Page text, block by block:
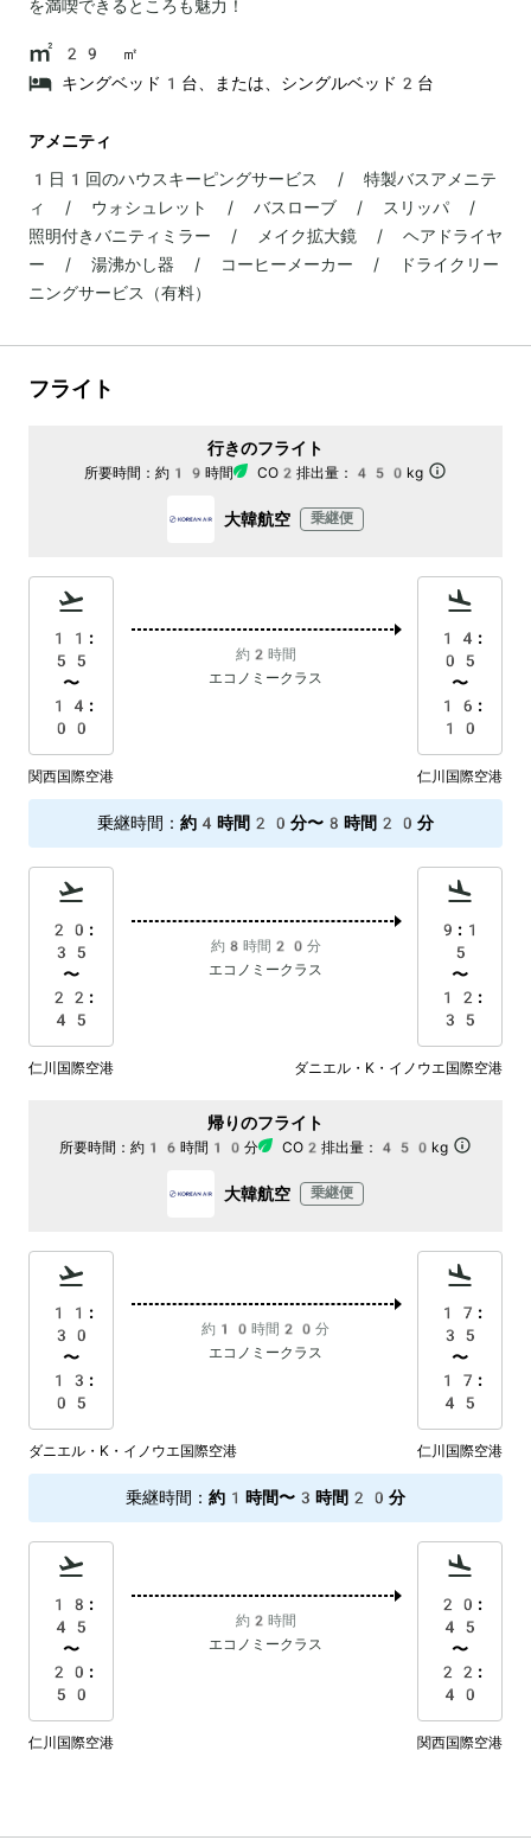
を満喫できるところも魅力！
29 ㎡
キングベッド1台、または、シングルベッド2台
アメニティ
1日1回のハウスキーピングサービス / 特製バスアメニテ
ィ / ウォシュレット / バスローブ / スリッパ /
照明付きバニティミラー / メイク拡大鏡 / ヘアドライヤ
ー / 湯沸かし器 / コーヒーメーカー / ドライクリー
ニングサービス（有料）
フライト
行きのフライト
所要時間： 約19時間 CO2排出量： 450kg
大韓航空 乗継便
11:
55
〜
14:
00
約2時間
エコノミークラス
14:
05
〜
16:
10
関西国際空港 仁川国際空港
乗継時間 ： 約4時間20分〜8時間20分
20:
35
〜
22:
45
約8時間20分
エコノミークラス
9:1
5
〜
12:
35
仁川国際空港 ダニエル・K・イノウエ国際空港
帰りのフライト
所要時間： 約16時間10分 CO2排出量： 450kg
大韓航空 乗継便
11:
30
〜
13:
05
約10時間20分
エコノミークラス
17:
35
〜
17:
45
ダニエル・K・イノウエ国際空港 仁川国際空港
乗継時間 ： 約1時間〜3時間20分
18:
45
〜
20:
50
約2時間
エコノミークラス
20:
45
〜
22:
40
仁川国際空港 関西国際空港